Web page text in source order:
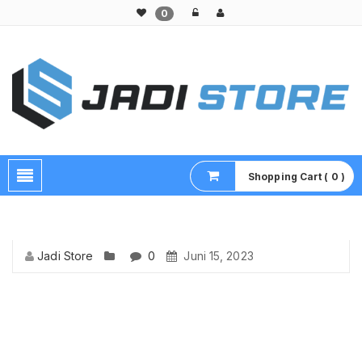
0
Shopping Cart ( 0 )
Jadi Store 0 Juni 15, 2023